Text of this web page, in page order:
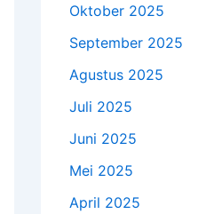
Oktober 2025
September 2025
Agustus 2025
Juli 2025
Juni 2025
Mei 2025
April 2025